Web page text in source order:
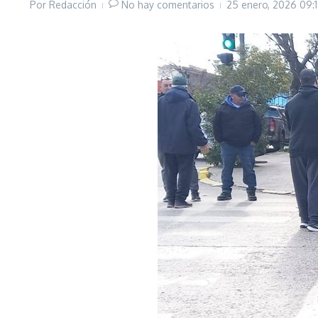
Por Redacción No hay comentarios 25 enero, 2026